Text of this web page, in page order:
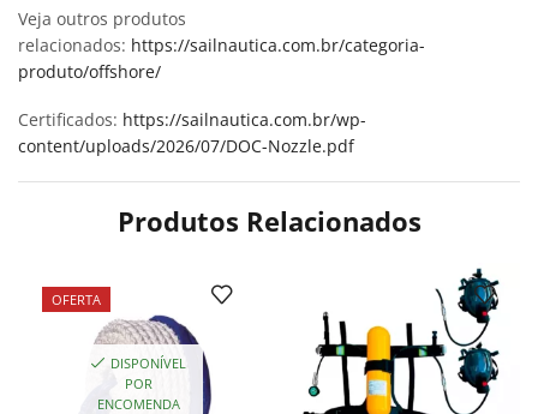
Veja outros produtos
relacionados: https://sailnautica.com.br/categoria-
produto/offshore/
Certificados: https://sailnautica.com.br/wp-
content/uploads/2026/07/DOC-Nozzle.pdf
Produtos Relacionados
OFERTA
DISPONÍVEL
POR
ENCOMENDA